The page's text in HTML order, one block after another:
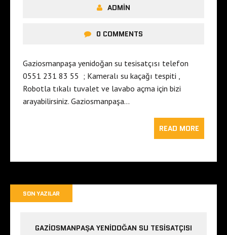
ADMIN
0 COMMENTS
Gaziosmanpaşa yenidoğan su tesisatçısı telefon
0551 231 83 55 ; Kameralı su kaçağı tespiti ,
Robotla tıkalı tuvalet ve lavabo açma için bizi
arayabilirsiniz. Gaziosmanpaşa…
READ MORE
SON YAZILAR
GAZIOSMANPAŞA YENIDOĞAN SU TESISATÇISI